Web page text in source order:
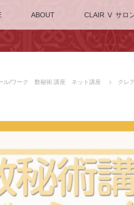
ABOUT CLAIR Ⅴ サロ
ル/ワーク 数秘術 講座 ネット講座
クレ